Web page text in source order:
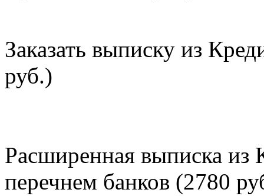
Заказать выписку из
руб.)
Расширенная выписка из
перечнем банков (2780